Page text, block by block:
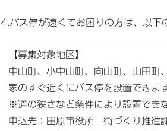
4.バス停が遠くてお困りの方は、以下
【募集対象地区】
中山町、小中山町、向山町、山田町
家のすぐ近くにバス停を設置できま
※道の狭さなど条件により設置でき
申込先：田原市役所 街づくり推